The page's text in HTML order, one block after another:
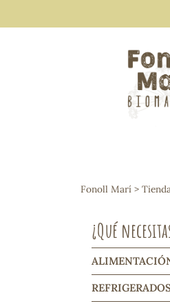
Arroces
Frutos
Galletas
Vinos y
Harinas
Pasta
Fonoll Marí >
¿Qué